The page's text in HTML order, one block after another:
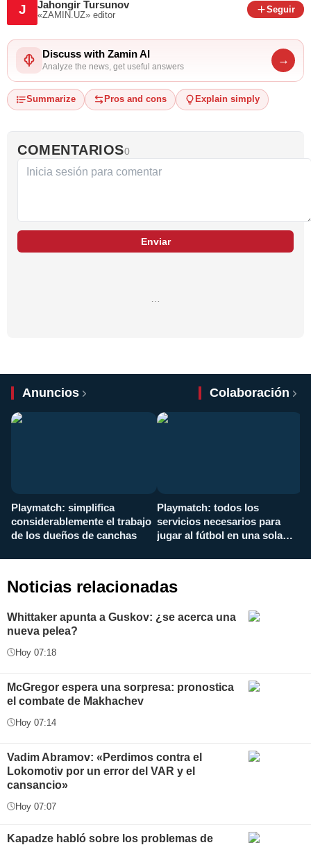
J Jahongir Tursunov
«ZAMIN.UZ» editor
Seguir
Discuss with Zamin AI
Analyze the news, get useful answers
→
Summarize Pros and cons Explain simply
COMENTARIOS0
Enviar
Anuncios Colaboración
Playmatch: simplifica
considerablemente el trabajo
de los dueños de canchas
Playmatch: todos los
servicios necesarios para
jugar al fútbol en una sola
Noticias relacionadas
Whittaker apunta a Guskov: ¿se acerca una
nueva pelea?
Hoy 07:18
McGregor espera una sorpresa: pronostica
el combate de Makhachev
Hoy 07:14
Vadim Abramov: «Perdimos contra el
Lokomotiv por un error del VAR y el
cansancio»
Hoy 07:07
Kapadze habló sobre los problemas de